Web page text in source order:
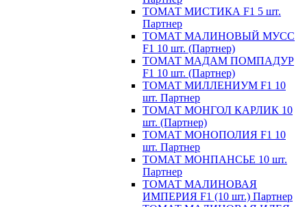
ТОМАТ МИСТИКА F1 5 шт.
Партнер
ТОМАТ МАЛИНОВЫЙ МУСС
F1 10 шт. (Партнер)
ТОМАТ МАДАМ ПОМПАДУР
F1 10 шт. (Партнер)
ТОМАТ МИЛЛЕНИУМ F1 10
шт. Партнер
ТОМАТ МОНГОЛ КАРЛИК 10
шт. (Партнер)
ТОМАТ МОНОПОЛИЯ F1 10
шт. Партнер
ТОМАТ МОНПАНСЬЕ 10 шт.
Партнер
ТОМАТ МАЛИНОВАЯ
ИМПЕРИЯ F1 (10 шт.) Партнер